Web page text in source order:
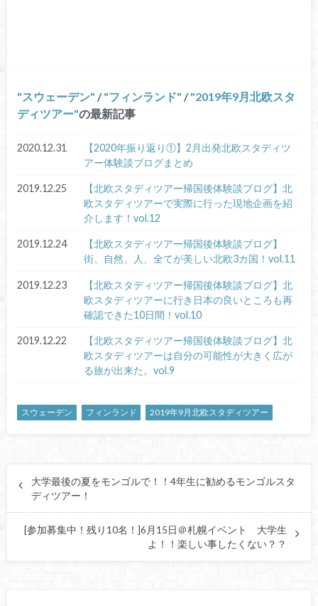
スウェーデン / フィンランド / 2019年9月北欧スタ
ディツアー の最新記事
2020.12.31
【2020年振り返り①】2月出発北欧スタディツ
アー体験談ブログまとめ
2019.12.25
【北欧スタディツアー帰国後体験談ブログ】北
欧スタディツアーで実際に行った現地企画を紹
介します！vol.12
2019.12.24
【北欧スタディツアー帰国後体験談ブログ】
街、自然、人、全てが美しい北欧3カ国！vol.11
2019.12.23
【北欧スタディツアー帰国後体験談ブログ】北
欧スタディツアーに行き日本の良いところも再
確認できた10日間！vol.10
2019.12.22
【北欧スタディツアー帰国後体験談ブログ】北
欧スタディツアーは自分の可能性が大きく広が
る旅が出来た。vol.9
スウェーデン フィンランド 2019年9月北欧スタディツアー
大学最後の夏をモンゴルで！！4年生に勧めるモンゴルスタ
ディツアー！
[参加募集中！残り10名！]6月15日＠札幌イベント 大学生
よ！！楽しい事したくない？？